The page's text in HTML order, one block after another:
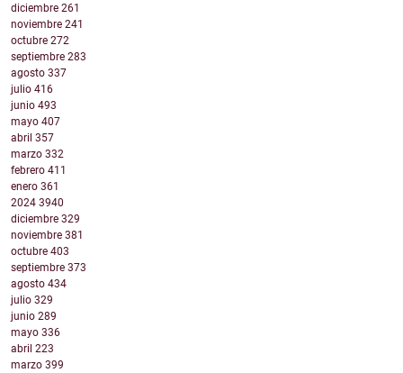
diciembre 261
noviembre 241
octubre 272
septiembre 283
agosto 337
julio 416
junio 493
mayo 407
abril 357
marzo 332
febrero 411
enero 361
2024 3940
diciembre 329
noviembre 381
octubre 403
septiembre 373
agosto 434
julio 329
junio 289
mayo 336
abril 223
marzo 399